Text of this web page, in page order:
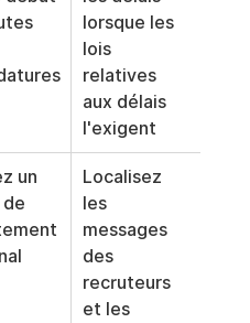
lorsque les
lois
relatives
aux délais
l'exigent
un
Localisez
les
messages
des
recruteurs
et les